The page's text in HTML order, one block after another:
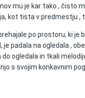
mu je kar tako , čisto
kot tista v predmestju ,
po prostoru, ki
je padala na ogledala ,
do ogledala in tkali
s svojim konkavnim